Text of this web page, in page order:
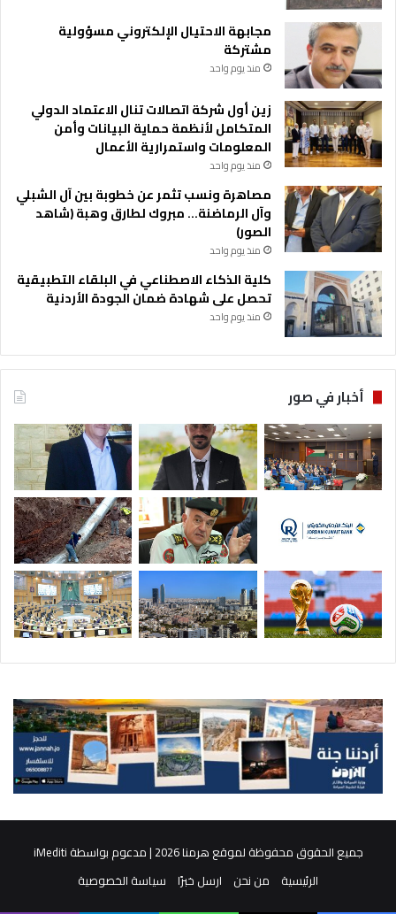
مجابهة الاحتيال الإلكتروني مسؤولية
مشتركة
منذ يوم واحد
زين أول شركة اتصالات تنال الاعتماد الدولي
المتكامل لأنظمة حماية البيانات وأمن
المعلومات واستمرارية الأعمال
منذ يوم واحد
مصاهرة ونسب تثمر عن خطوبة بين آل الشبلي
وآل الرماضنة… مبروك لطارق وهبة (شاهد
الصور)
منذ يوم واحد
كلية الذكاء الاصطناعي في البلقاء التطبيقية
تحصل على شهادة ضمان الجودة الأردنية
منذ يوم واحد
أخبار في صور
جميع الحقوق محفوظة لموقع هرمنا 2026 | مدعوم بواسطة
iMediti
الرئيسية
من نحن ارسل خبرًا سياسة الخصوصية